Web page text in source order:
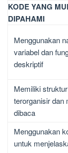
KODE YANG
DIPAHAMI
Menggunakan
variabel dan
deskriptif
Memiliki
terorganisir dan
dibaca
Menggunakan
untuk